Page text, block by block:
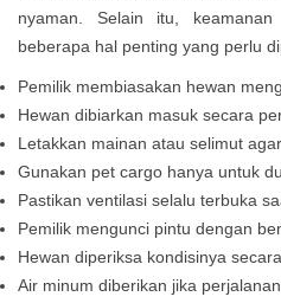
nyaman. Selain itu,
beberapa hal penting yang perlu
Pemilik membiasakan hewan
Hewan dibiarkan masuk secara
Letakkan mainan atau selimut
Gunakan pet cargo hanya untuk
Pastikan ventilasi selalu terbuka
Pemilik mengunci pintu dengan
Hewan diperiksa kondisinya
Air minum diberikan jika